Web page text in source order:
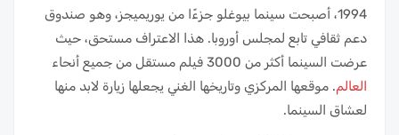
1994، أصبحت سينما بيوغلو جزءًا من يوريميجز، وهو صندوق
دعم ثقافي تابع لمجلس أوروبا. هذا الاعتراف مستحق، حيث
عرضت السينما أكثر من 3000 فيلم مستقل من جميع أنحاء
العالم. موقعها المركزي وتاريخها الغني يجعلها زيارة لابد منها
لعشاق السينما.